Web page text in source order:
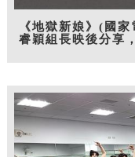
《地獄新娘》(國
睿穎組長映後分享